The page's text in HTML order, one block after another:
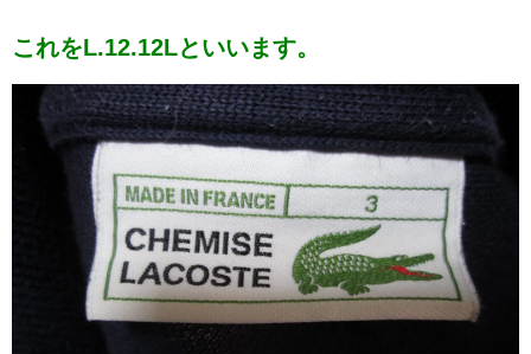
これをL.12.12Lといいます。